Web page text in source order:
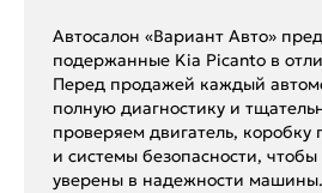
Автосалон «Вариант Авто»
подержанные Kia Picanto в
Перед продажей каждый
полную диагностику и
проверяем двигатель, коробку
и системы безопасности,
уверены в надежности машины.